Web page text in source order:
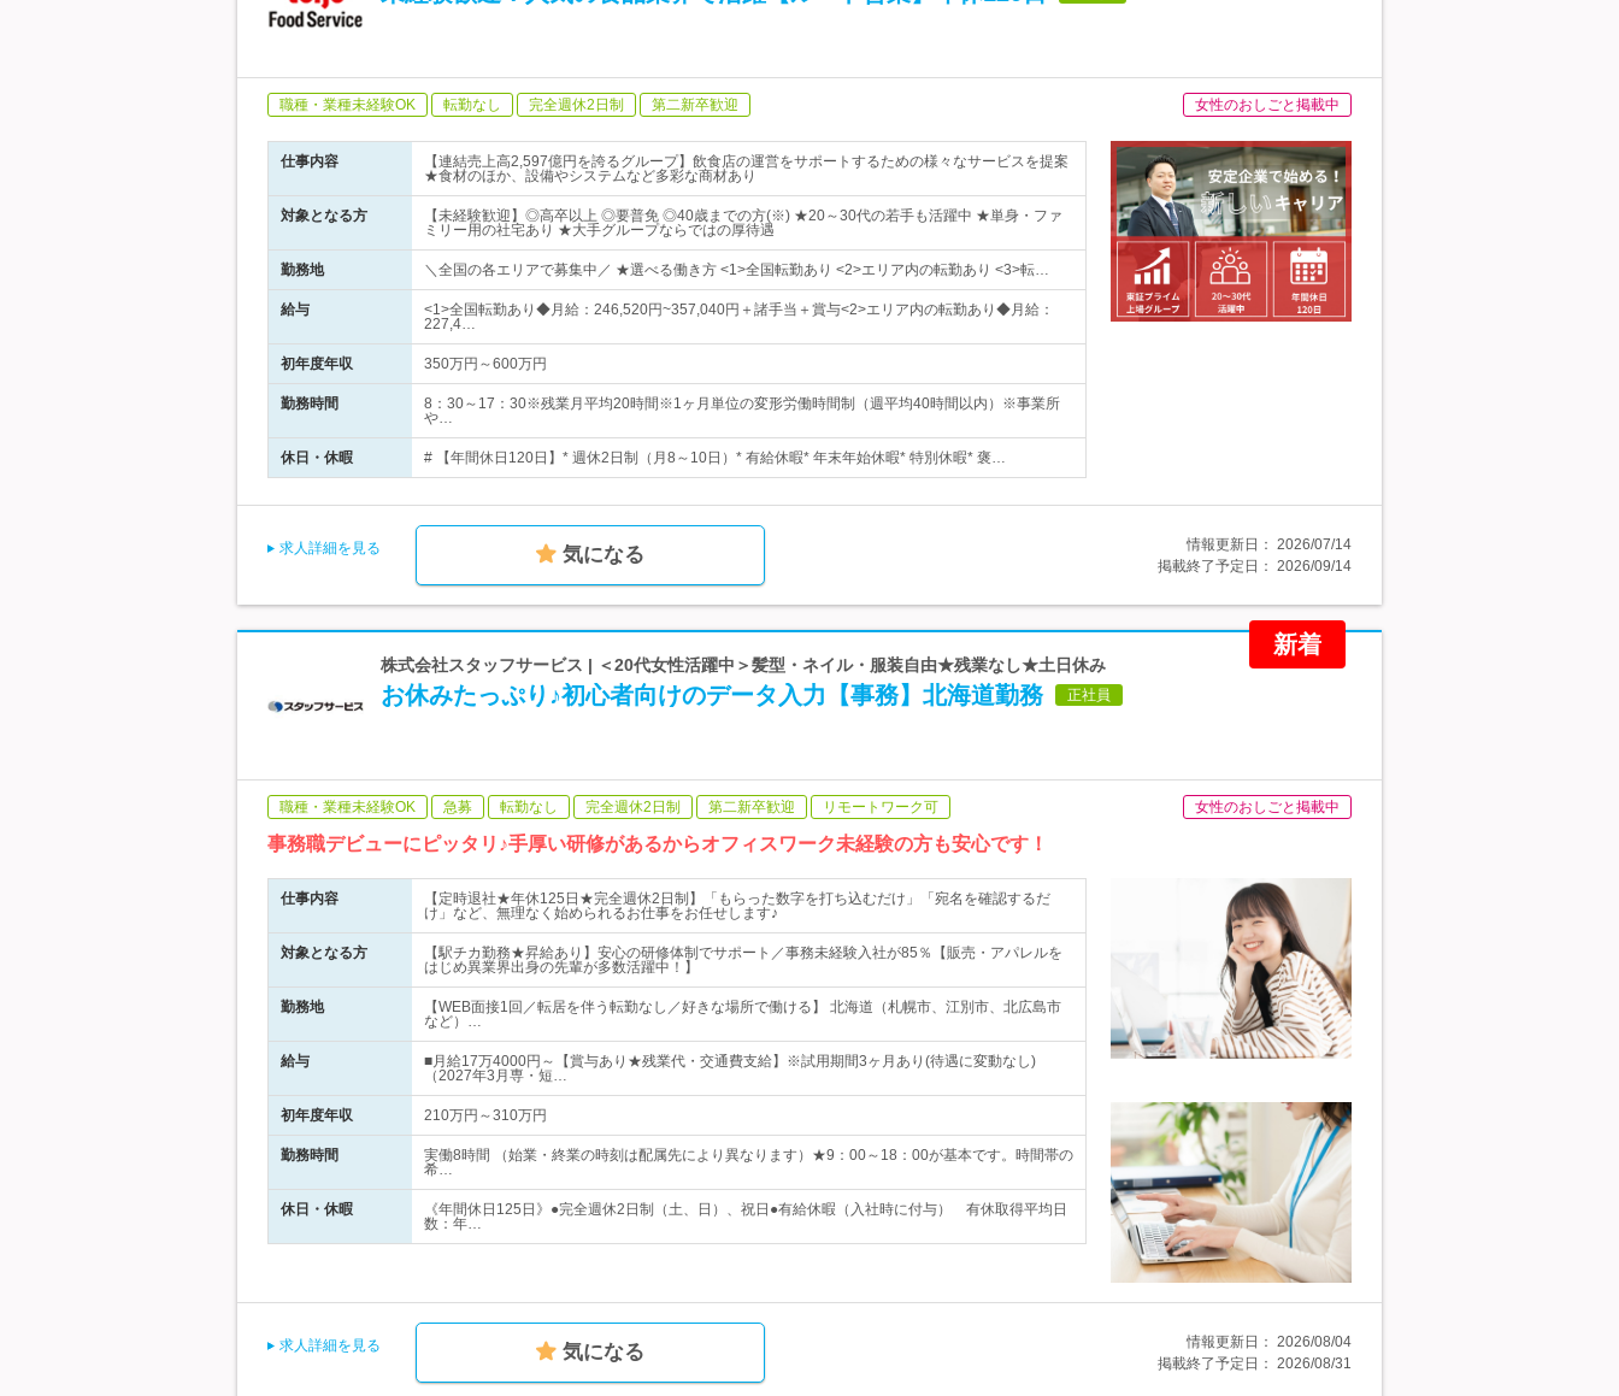
職種・業種未経験OK 転勤なし 完全週休2日制 第二新卒歓迎 女性のおしごと掲載中
仕事内容
【連結売上高2,597億円を誇るグループ】飲食店の運営をサポートするための様々なサービスを提案
★食材のほか、設備やシステムなど多彩な商材あり
対象となる方
【未経験歓迎】◎高卒以上 ◎要普免 ◎40歳までの方(※) ★20～30代の若手も活躍中 ★単身・ファ
ミリー用の社宅あり ★大手グループならではの厚待遇
勤務地 ＼全国の各エリアで募集中／ ★選べる働き方 <1>全国転勤あり <2>エリア内の転勤あり <3>転…
給与
<1>全国転勤あり◆月給：246,520円~357,040円＋諸手当＋賞与<2>エリア内の転勤あり◆月給：
227,4…
初年度年収 350万円～600万円
勤務時間
8：30～17：30※残業月平均20時間※1ヶ月単位の変形労働時間制（週平均40時間以内）※事業所
や…
休日・休暇 # 【年間休日120日】* 週休2日制（月8～10日）* 有給休暇* 年末年始休暇* 特別休暇* 褒…
求人詳細を見る 気になる 情報更新日： 2026/07/14
掲載終了予定日： 2026/09/14
新着
株式会社スタッフサービス | ＜20代女性活躍中＞髪型・ネイル・服装自由★残業なし★土日休み
お休みたっぷり♪初心者向けのデータ入力【事務】北海道勤務 正社員
職種・業種未経験OK 急募 転勤なし 完全週休2日制 第二新卒歓迎 リモートワーク可 女性のおしごと掲載中
事務職デビューにピッタリ♪手厚い研修があるからオフィスワーク未経験の方も安心です！
仕事内容
【定時退社★年休125日★完全週休2日制】「もらった数字を打ち込むだけ」「宛名を確認するだ
け」など、無理なく始められるお仕事をお任せします♪
対象となる方
【駅チカ勤務★昇給あり】安心の研修体制でサポート／事務未経験入社が85％【販売・アパレルを
はじめ異業界出身の先輩が多数活躍中！】
勤務地
【WEB面接1回／転居を伴う転勤なし／好きな場所で働ける】 北海道（札幌市、江別市、北広島市
など）…
給与
■月給17万4000円～【賞与あり★残業代・交通費支給】※試用期間3ヶ月あり(待遇に変動なし)
（2027年3月専・短…
初年度年収 210万円～310万円
勤務時間
実働8時間 （始業・終業の時刻は配属先により異なります）★9：00～18：00が基本です。時間帯の
希…
休日・休暇
《年間休日125日》●完全週休2日制（土、日）、祝日●有給休暇（入社時に付与） 有休取得平均日
数：年…
求人詳細を見る 気になる 情報更新日： 2026/08/04
掲載終了予定日： 2026/08/31